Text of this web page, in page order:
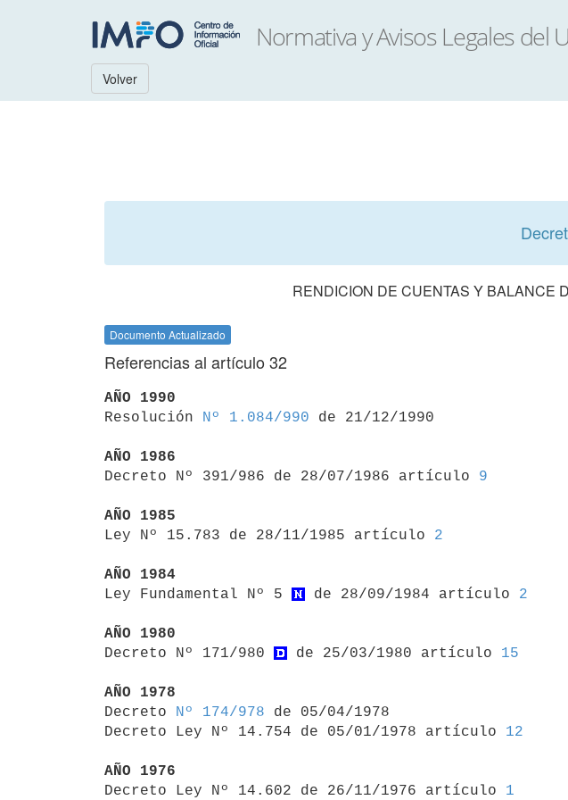
Volver
RENDICION DE CUENTAS Y BALANCE
Documento Actualizado
Referencias al artículo 32
AÑO 1990
Resolución
Nº 1.084/990 de 21/12/1990
AÑO 1986
Decreto Nº 391/986 de 28/07/1986 artículo 9
AÑO 1985
Ley Nº 15.783 de 28/11/1985 artículo 2
AÑO 1984
Ley Fundamental Nº 5
de 28/09/1984 artículo 2
AÑO 1980
Decreto Nº 171/980
de 25/03/1980 artículo 15
AÑO 1978
Decreto
Nº 174/978 de 05/04/1978
Decreto Ley Nº 14.754 de 05/01/1978 artículo 12
AÑO 1976
Decreto Ley Nº 14.602 de 26/11/1976 artículo 1